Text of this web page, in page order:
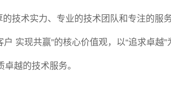
技术实力、专业的技术团队和专注的服
实现共赢”的核心价值观，以“追求卓越
越的技术服务。